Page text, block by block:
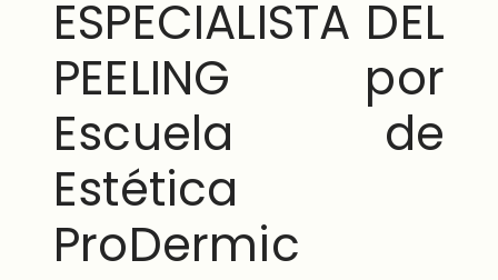
ESPECIALISTA DEL
PEELING por
Escuela de
Estética
ProDermic